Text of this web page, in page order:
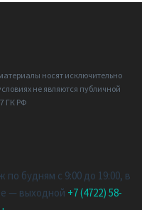
носят исключительно
не являются публичной
ГК РФ
по будням с 9:00 до 19:00, в
— выходной +7 (4722) 58-